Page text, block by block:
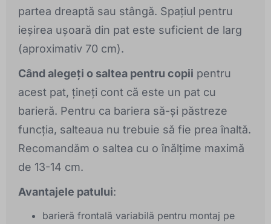
partea dreaptă sau stângă. Spațiul pentru
ieșirea ușoară din pat este suficient de larg
(aproximativ 70 cm).
Când alegeți o saltea pentru copii pentru
acest pat, țineți cont că este un pat cu
barieră. Pentru ca bariera să-și păstreze
funcția, salteaua nu trebuie să fie prea înaltă.
Recomandăm o saltea cu o înălțime maximă
de 13-14 cm.
Avantajele patului:
barieră frontală variabilă pentru montaj pe